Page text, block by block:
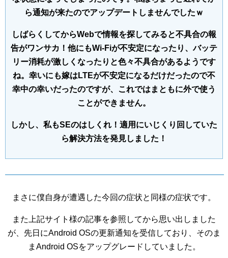
ら通知が来たのでアップデートしませんでしたｗ
しばらくしてからWebで情報を探してみると不具合の報
告がワンサカ！他にもWi-Fiが不安定になったり、バッテ
リー消耗が激しくなったりと色々不具合があるようです
ね。幸いにも嫁はLTEが不安定になるだけだったので不
幸中の幸いだったのですが、これではまともに外で使う
ことができません。
しかし、私もSEのはしくれ！適用にいじくり回していた
ら解決方法を発見しました！
まさに僕自身が遭遇した今回の症状と同様の症状です。
また上記サイト様の記事を参照してから思い出しました
が、先日にAndroid OSの更新通知を受信しており、そのま
まAndroid OSをアップグレードしていました。